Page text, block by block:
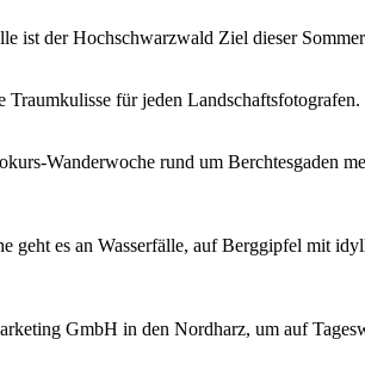
ist der Hochschwarzwald Ziel dieser
für jeden Landschaftsfotografen.
Wanderwoche rund um Berchtesgaden
es an Wasserfälle, auf Berggipfel mit
GmbH in den Nordharz, um auf